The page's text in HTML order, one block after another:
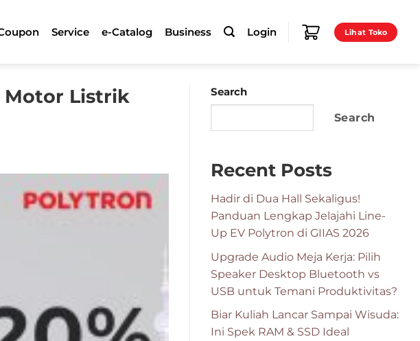
Service e-Catalog Business Login Lihat Toko
Motor Listrik
Search
Search
Recent Posts
Hadir di Dua Hall Sekaligus!
Panduan Lengkap Jelajahi Line-
Up EV Polytron di GIIAS 2026
Upgrade Audio Meja Kerja: Pilih
Speaker Desktop Bluetooth vs
USB untuk Temani Produktivitas?
Biar Kuliah Lancar Sampai Wisuda:
Ini Spek RAM & SSD Ideal